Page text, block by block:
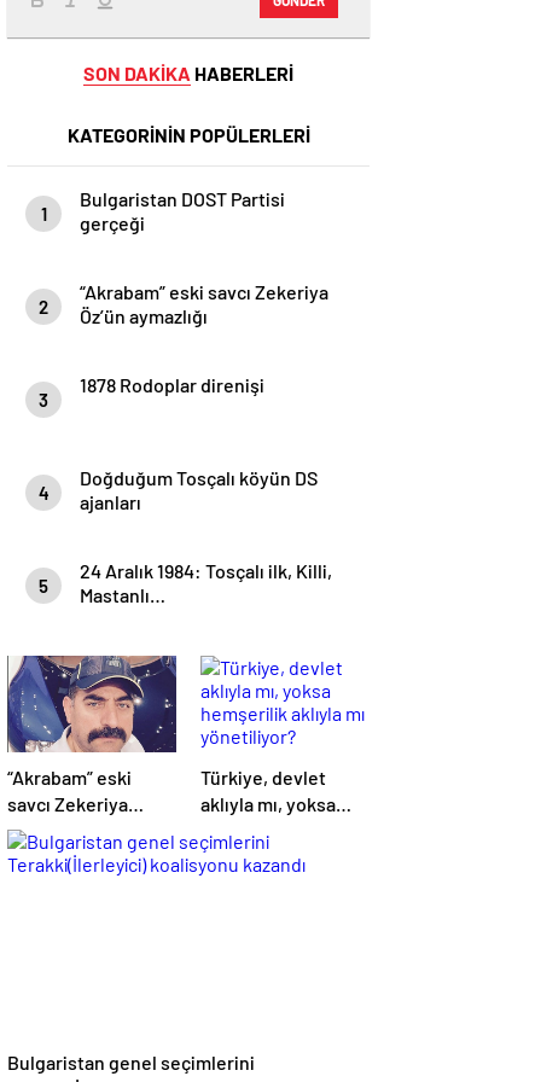
SON DAKİKA HABERLERİ
KATEGORİNİN POPÜLERLERİ
1
Bulgaristan DOST Partisi
gerçeği
2
“Akrabam” eski savcı Zekeriya
Öz’ün aymazlığı
3
1878 Rodoplar direnişi
4
Doğduğum Tosçalı köyün DS
ajanları
5
24 Aralık 1984: Tosçalı ilk, Killi,
Mastanlı…
“Akrabam” eski
savcı Zekeriya
Öz’ün aymazlığı
Türkiye, devlet
aklıyla mı, yoksa
hemşerilik aklıyla
mı yönetiliyor?
Bulgaristan genel seçimlerini